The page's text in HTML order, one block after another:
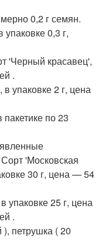
0,2 г семян.
0,3 г,
'Черный красавец',
.
упаковке 2 г, цена
пакетике по 23
'Московская
30 г, цена — 54
упаковке 25 г, цена
.
петрушка ( 20